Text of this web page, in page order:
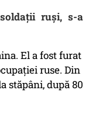
ruși, s-a
El a fost furat
ruse. Din
stăpâni, după 80